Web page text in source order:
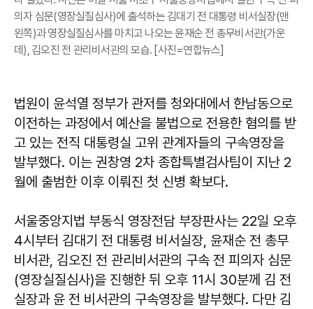
의자 심문(영장실질심사)에 출석하는 김대기 전 대통령 비서실장(맨
왼쪽)과 영장실질심사를 마치고 나오는 윤재순 전 총무비서관(가운
데), 김오진 전 관리비서관의 모습. [사진=연합뉴스]
법원이 윤석열 정부가 관저를 청와대에서 한남동으로
이전하는 과정에서 예산을 불법으로 전용한 혐의를 받
고 있는 전직 대통령실 고위 관계자들의 구속영장을
발부했다. 이는 권창영 2차 종합특별검사팀이 지난 2
월에 출범한 이후 이뤄진 첫 신병 확보다.
서울중앙지법 부동식 영장전담 부장판사는 22일 오후
4시부터 김대기 전 대통령 비서실장, 윤재순 전 총무
비서관, 김오진 전 관리비서관의 구속 전 피의자 심문
(영장실질심사)을 진행한 뒤 오후 11시 30분께 김 전
실장과 윤 전 비서관의 구속영장을 발부했다. 다만 김